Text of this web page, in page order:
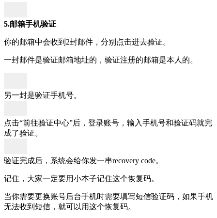
5.邮箱手机验证
你的邮箱中会收到2封邮件，分别点击进去验证。
一封邮件是验证邮箱地址的，验证注册的邮箱是本人的。
另一封是验证手机号。
点击“前往验证中心”后，登录账号，输入手机号和验证码就完
成了验证。
验证完成后，系统会给你发一串recovery code。
记住，大家一定要用小本子记住这个恢复码。
当你需要更换账号后台手机时需要填写短信验证码，如果手机
无法收到短信，就可以用这个恢复码。